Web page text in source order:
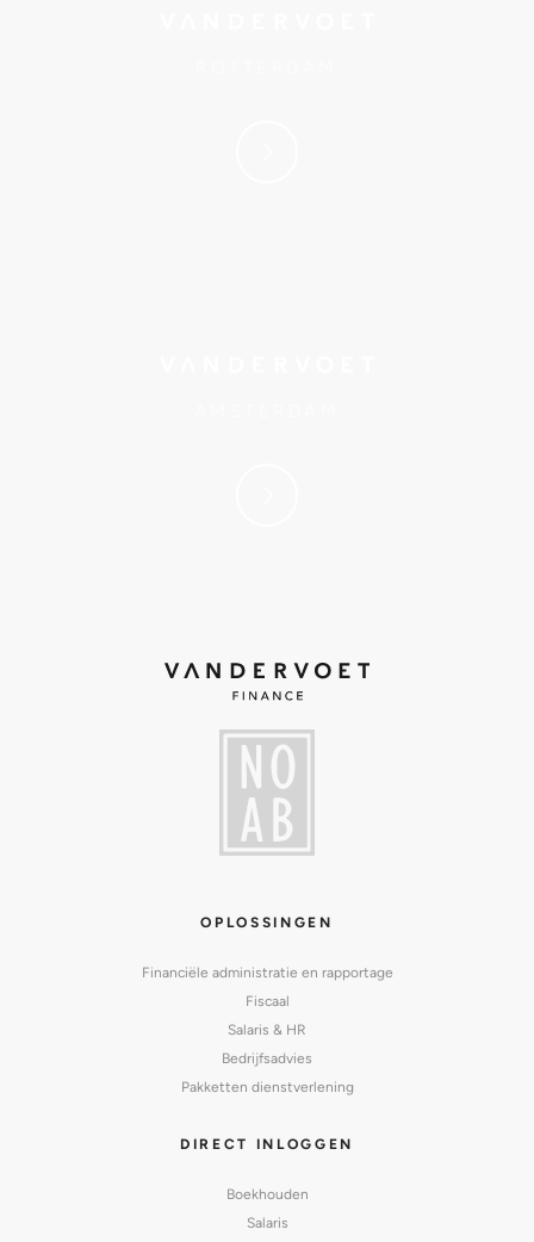
OPLOSSINGEN
Financiële administratie en rapportage
Fiscaal
Salaris & HR
Bedrijfsadvies
Pakketten dienstverlening
DIRECT INLOGGEN
Boekhouden
Salaris